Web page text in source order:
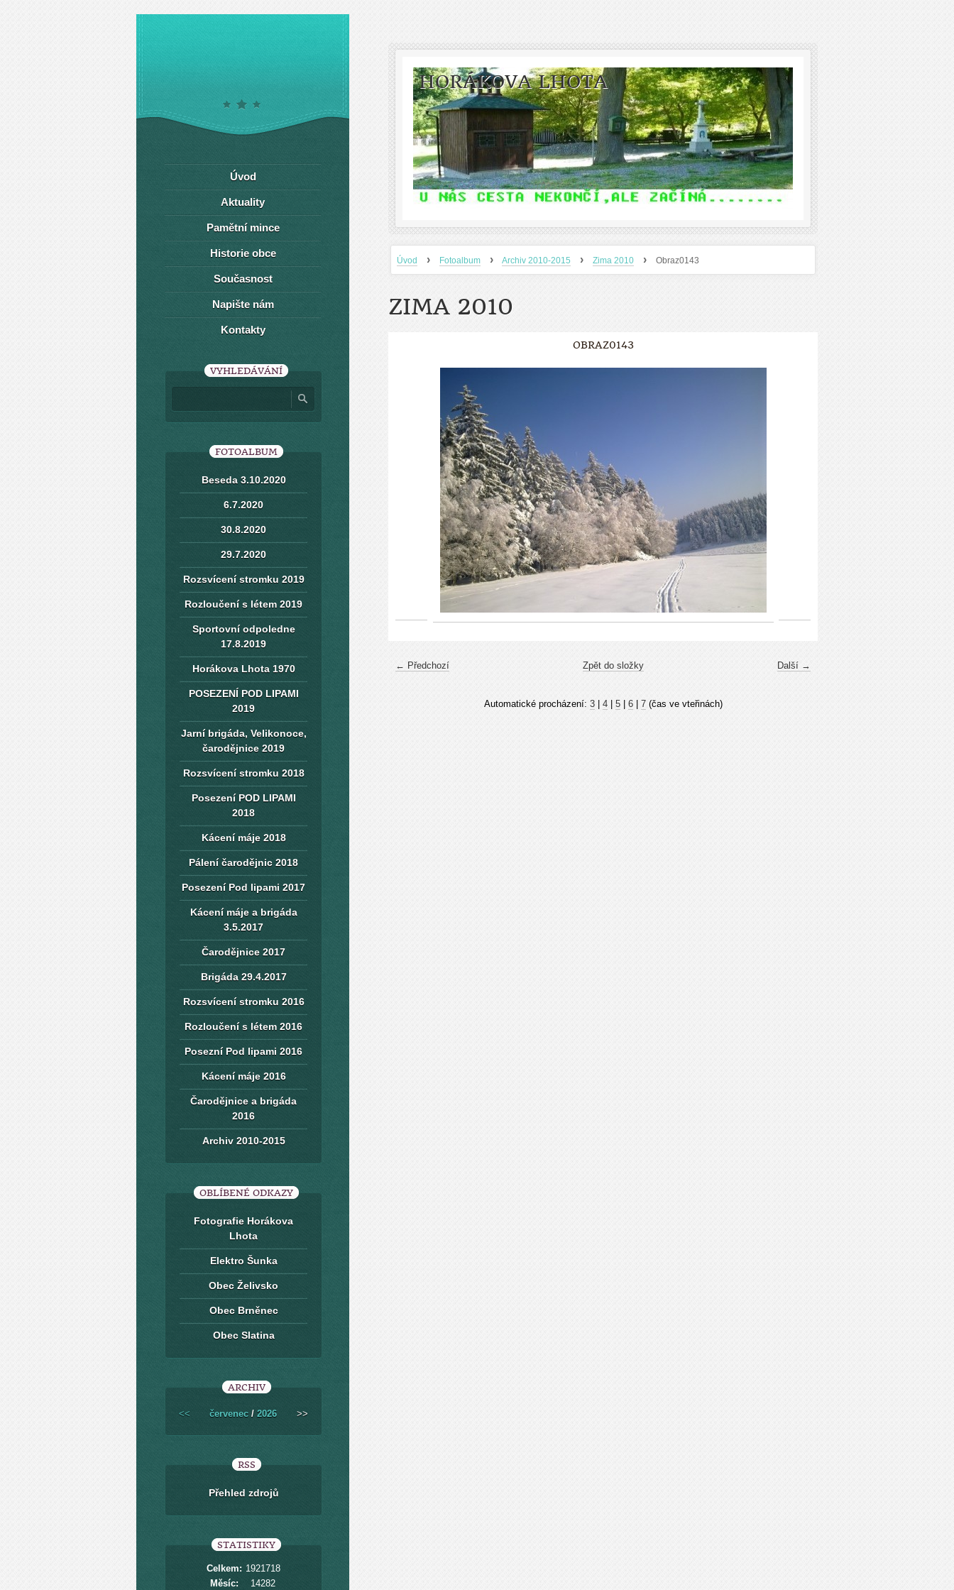
HORÁKOVA LHOTA
Úvod › Fotoalbum › Archiv 2010-2015 › Zima 2010 › Obraz0143
ZIMA 2010
OBRAZ0143
← Předchozí Další →
Zpět do složky
Automatické procházení: 3| 4| 5| 6| 7(čas ve vteřinách)
Úvod
Aktuality
Pamětní mince
Historie obce
Současnost
Napište nám
Kontakty
VYHLEDÁVÁNÍ
FOTOALBUM
Beseda 3.10.2020
6.7.2020
30.8.2020
29.7.2020
Rozsvícení stromku 2019
Rozloučení s létem 2019
Sportovní odpoledne
17.8.2019
Horákova Lhota 1970
POSEZENÍ POD LIPAMI
2019
Jarní brigáda, Velikonoce,
čarodějnice 2019
Rozsvícení stromku 2018
Posezení POD LIPAMI
2018
Kácení máje 2018
Pálení čarodějnic 2018
Posezení Pod lipami 2017
Kácení máje a brigáda
3.5.2017
Čarodějnice 2017
Brigáda 29.4.2017
Rozsvícení stromku 2016
Rozloučení s létem 2016
Posezní Pod lipami 2016
Kácení máje 2016
Čarodějnice a brigáda
2016
Archiv 2010-2015
OBLÍBENÉ ODKAZY
Fotografie Horákova
Lhota
Elektro Šunka
Obec Želivsko
Obec Brněnec
Obec Slatina
ARCHIV
<< červenec / 2026 >>
RSS
Přehled zdrojů
STATISTIKY
Celkem: 1921718
Měsíc:
14282